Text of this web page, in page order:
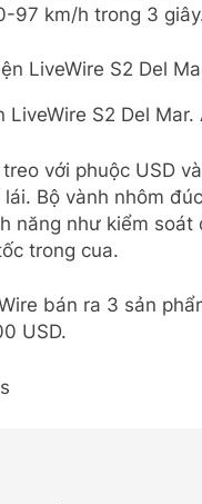
97 km/h trong 3
LiveWire S2 Del Mar.
với phuộc USD
Bộ vành nhôm
năng như kiểm
trong cua.
bán ra 3 sản
USD.